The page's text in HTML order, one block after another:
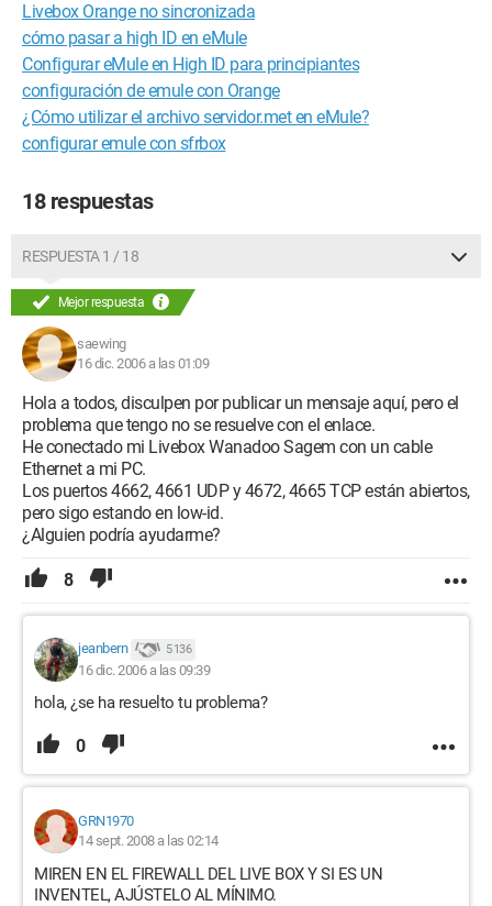
Livebox Orange no sincronizada
cómo pasar a high ID en eMule
Configurar eMule en High ID para principiantes
configuración de emule con Orange
¿Cómo utilizar el archivo servidor.met en eMule?
configurar emule con sfrbox
18 respuestas
RESPUESTA 1 / 18
Mejor respuesta
saewing
16 dic. 2006 a las 01:09
Hola a todos, disculpen por publicar un mensaje aquí, pero el
problema que tengo no se resuelve con el enlace.
He conectado mi Livebox Wanadoo Sagem con un cable
Ethernet a mi PC.
Los puertos 4662, 4661 UDP y 4672, 4665 TCP están abiertos,
pero sigo estando en low-id.
¿Alguien podría ayudarme?
8
jeanbern 5 136
16 dic. 2006 a las 09:39
hola, ¿se ha resuelto tu problema?
0
GRN1970
14 sept. 2008 a las 02:14
MIREN EN EL FIREWALL DEL LIVE BOX Y SI ES UN
INVENTEL, AJÚSTELO AL MÍNIMO.